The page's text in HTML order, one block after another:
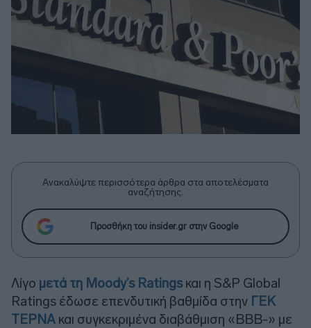
Ανακαλύψτε περισσότερα άρθρα στα αποτελέσματα
αναζήτησης.
Προσθήκη του insider.gr στην Google
Λίγο μετά τη Moody’s Ratingsκαι η S&P Global
Ratings έδωσε επενδυτική βαθμίδα στην ΓΕΚ
ΤΕΡΝΑ και συγκεκριμένα διαβάθμιση «BBB-» με